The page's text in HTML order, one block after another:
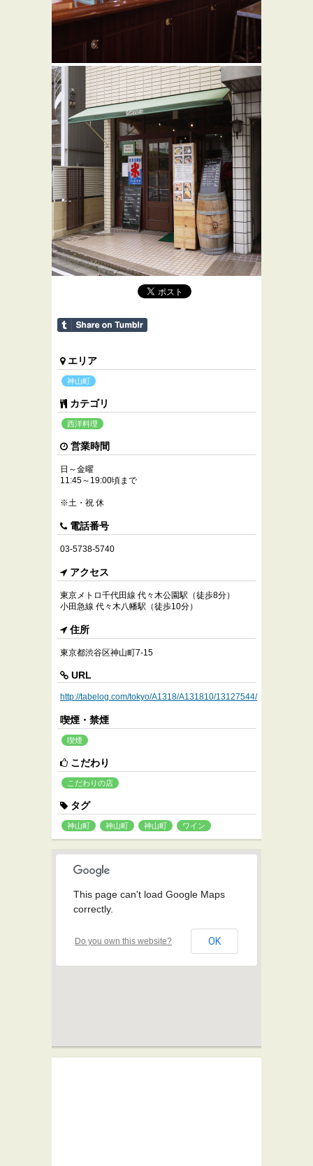
エリア
神山町
カテゴリ
西洋料理
営業時間
日～金曜
11:45～19:00頃まで
※土・祝 休
電話番号
03-5738-5740
アクセス
東京メトロ千代田線 代々木公園駅（徒歩8分）
小田急線 代々木八幡駅（徒歩10分）
住所
東京都渋谷区神山町7-15
URL
http://tabelog.com/tokyo/A1318/A131810/13127544/
喫煙・禁煙
喫煙
こだわり
こだわりの店
タグ
神山町 神山町 神山町 ワイン
This page can't load Google Maps
correctly.
Do you own this website? OK